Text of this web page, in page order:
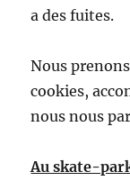
a des fuites.
Nous
cookies,
nous nous
Au skate-